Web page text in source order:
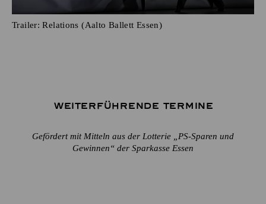
Trailer: Relations (Aalto Ballett Essen)
Weiterführende Termine
Gefördert mit Mitteln aus der Lotterie „PS-Sparen und
Gewinnen“ der Sparkasse Essen